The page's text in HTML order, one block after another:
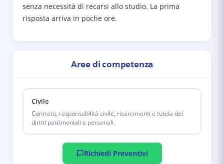
senza necessità di recarsi allo studio. La prima
risposta arriva in poche ore.
Aree di competenza
Civile
Contratti, responsabilità civile, risarcimenti e tutela dei
diritti patrimoniali e personali.
Richiedi Preventivi